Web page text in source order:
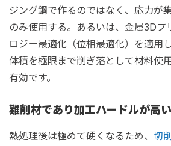
ジング鋼で作るのではなく、応力が
のみ使用する。あるいは、金属3Dプ
ロジー最適化（位相最適化）を適用
体積を極限まで削ぎ落として材料使
有効です。
難削材であり加工ハードルが高い
熱処理後は極めて硬くなるため、 切